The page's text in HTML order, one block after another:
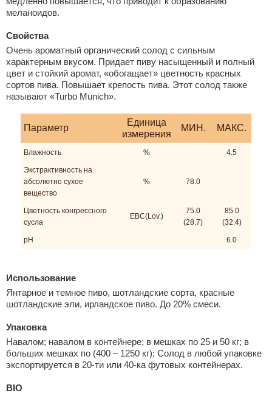
меланоидов.
Свойства
Очень ароматный органический солод с сильным
характерным вкусом. Придает пиву насыщенный и полный
цвет и стойкий аромат, «обогащает» цветность красных
сортов пива. Повышает крепость пива. Этот солод также
называют «Turbo Munich».
Параметр
Единица
измерения
МИН. МАКС.
Влажность % 4.5
Экстрактивность на
абсолютно сухое
вещество
% 78.0
Цветность конгрессного
сусла
EBC(Lov.)
75.0
(28.7)
85.0
(32.4)
pH 6.0
Использование
Янтарное и темное пиво, шотландские сорта, красные
шотландские эли, ирландское пиво. До 20% смеси.
Упаковка
Навалом; навалом в контейнере; в мешках по 25 и 50 кг; в
больших мешках по (400 – 1250 кг); Солод в любой упаковке
экспортируется в 20-ти или 40-ка футовых контейнерах.
BIO